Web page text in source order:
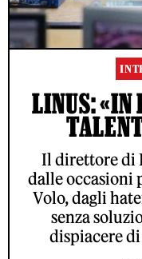
LINUS: «IN
Il direttore di
dalle occasioni
Volo, dagli
senza
dispiacere